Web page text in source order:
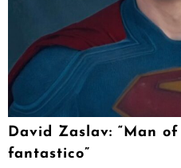
David Zaslav: “Man
fantastico”